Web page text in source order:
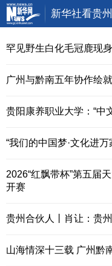
新华社看贵州
首页 要闻
廉政 乡村
视频 直播
无人机
罕见野生白化毛冠鹿现
广州与黔南五年协作绘
贵阳康养职业大学：“中
“我们的中国梦·文化进
2026“红飘带杯”第五届
开赛
贵州合伙人丨肖让：贵
山海情深十三载 广州黔